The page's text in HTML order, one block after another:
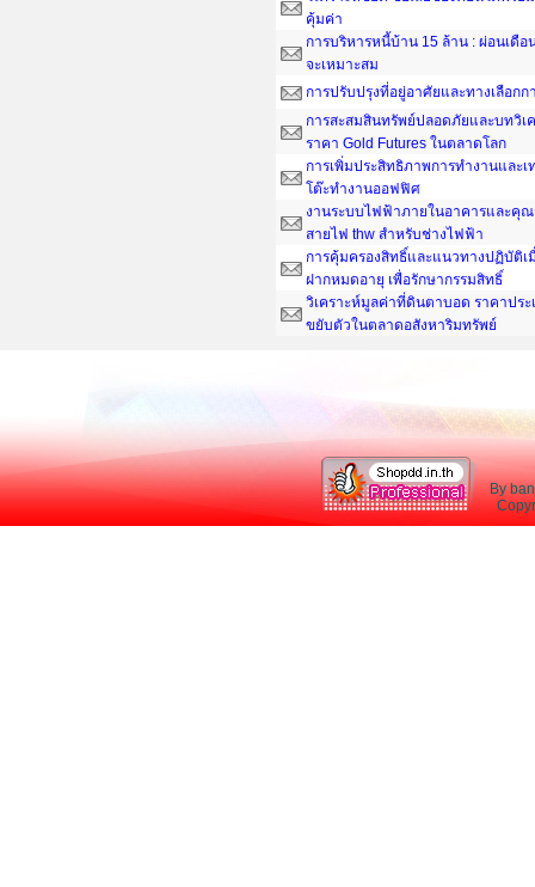
คุ้มค่า
การบริหารหนี้บ้าน 15 ล้าน : ผ่อนเดือ
จะเหมาะสม
การปรับปรุงที่อยู่อาศัยและทางเลือก
การสะสมสินทรัพย์ปลอดภัยและบทวิเ
ราคา Gold Futures ในตลาดโลก
การเพิ่มประสิทธิภาพการทำงานและ
โต๊ะทํางานออฟฟิศ
งานระบบไฟฟ้าภายในอาคารและคุ
สายไฟ thw สำหรับช่างไฟฟ้า
การคุ้มครองสิทธิ์และแนวทางปฏิบัติ
ฝากหมดอายุ เพื่อรักษากรรมสิทธิ์
วิเคราะห์มูลค่าที่ดินตาบอด ราคาประ
ขยับตัวในตลาดอสังหาริมทรัพย์
By